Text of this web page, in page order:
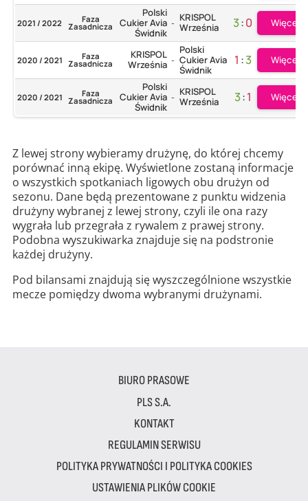
2021 / 2022 Faza
Zasadnicza
Polski
Cukier Avia
Świdnik
- KRISPOL
Września
3:0 Więcej
2020 / 2021 Faza
Zasadnicza
KRISPOL
Września -
Polski
Cukier Avia
Świdnik
1 :3 Więcej
2020 / 2021 Faza
Zasadnicza
Polski
Cukier Avia
Świdnik
- KRISPOL
Września
3:1 Więcej
Z lewej strony wybieramy drużynę, do której chcemy
porównać inną ekipę. Wyświetlone zostaną informacje
o wszystkich spotkaniach ligowych obu drużyn od
sezonu. Dane będą prezentowane z punktu widzenia
drużyny wybranej z lewej strony, czyli ile ona razy
wygrała lub przegrała z rywalem z prawej strony.
Podobna wyszukiwarka znajduje się na podstronie
każdej drużyny.
Pod bilansami znajdują się wyszczególnione wszystkie
mecze pomiędzy dwoma wybranymi drużynami.
BIURO PRASOWE
PLS S.A.
KONTAKT
REGULAMIN SERWISU
POLITYKA PRYWATNOŚCI I POLITYKA COOKIES
USTAWIENIA PLIKÓW COOKIE